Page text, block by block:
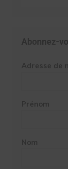
Abonnez-
Adresse de
Prénom
Nom